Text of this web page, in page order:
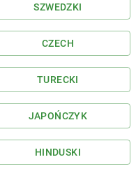
SZWEDZKI
CZECH
TURECKI
JAPOŃCZYK
HINDUSKI